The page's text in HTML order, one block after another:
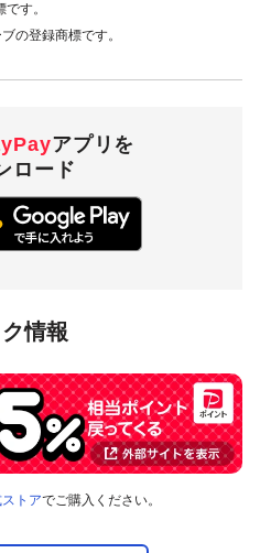
す。
の登録商標です。
アプリを
ロード
情報
トアでご購入ください。